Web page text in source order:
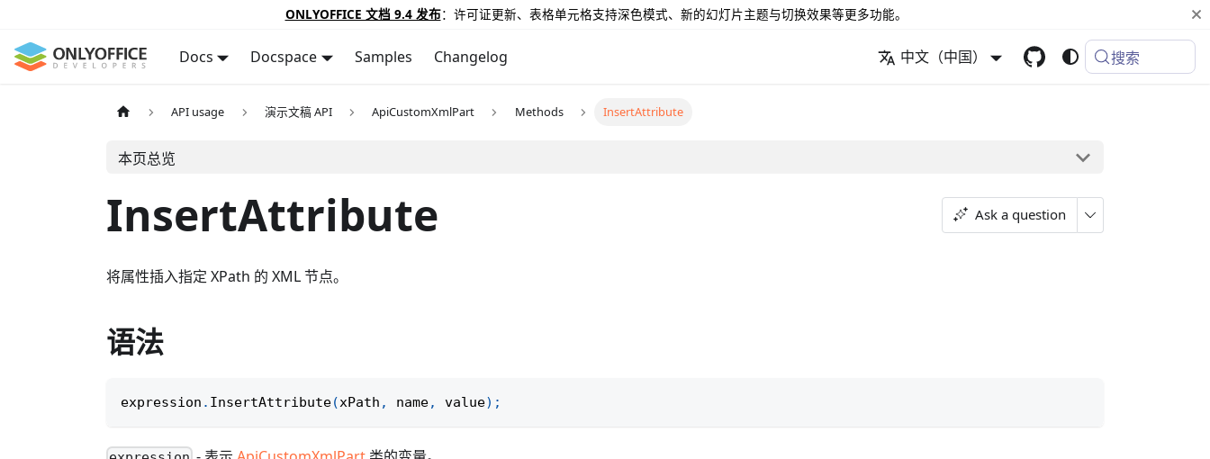
ONLYOFFICE 文档 9.4 发布：许可证更新、表格单元格支持深色模式、新的幻灯片主题与切换效果等更多功能。
Docs Docspace Samples Changelog 中文（中国） 搜索
API usage 演示文稿 API ApiCustomXmlPart Methods InsertAttribute
本页总览
InsertAttribute Ask a question
将属性插入指定 XPath 的 XML 节点。
语法
expression . InsertAttribute(xPath , name, value) ;